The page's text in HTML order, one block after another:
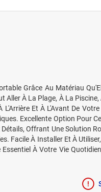
Grâce Au Matériau
Aller À La Plage, À La
Et À L'Avant De
Excellente Option Pour
Offrant Une Solution
Facile À Installer Et À
À Votre Vie